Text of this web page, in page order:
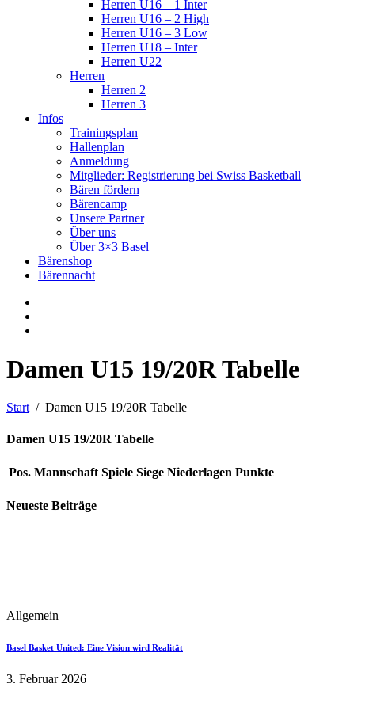
Herren U16 – 1 Inter
Herren U16 – 2 High
Herren U16 – 3 Low
Herren U18 – Inter
Herren U22
Herren
Herren 2
Herren 3
Infos
Trainingsplan
Hallenplan
Anmeldung
Mitglieder: Registrierung bei Swiss Basketball
Bären fördern
Bärencamp
Unsere Partner
Über uns
Über 3×3 Basel
Bärenshop
Bärennacht
Damen U15 19/20R Tabelle
Start Damen U15 19/20R Tabelle
Damen U15 19/20R Tabelle
Pos. Mannschaft Spiele Siege Niederlagen Punkte
Neueste Beiträge
Allgemein
Basel Basket United: Eine Vision wird Realität
3. Februar 2026